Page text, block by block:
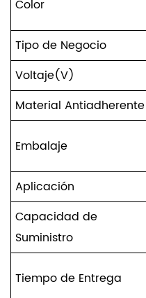
Color
Tipo de Negocio
Voltaje(V)
Material Antiadherente
Embalaje
Aplicación
Capacidad de
Suministro
Tiempo de Entrega